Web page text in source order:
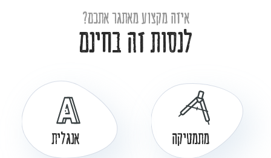
איזה מקצוע מאתגר אתכם?
לנסות זה בחינם
מתמטיקה אנגלית